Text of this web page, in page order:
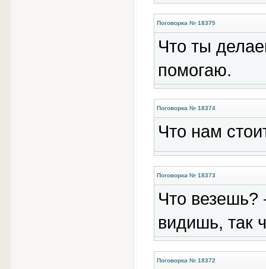
Поговорка № 18375
Что ты
помогаю.
Поговорка № 18374
Что нам
Поговорка № 18373
Что везешь?
видишь, так
Поговорка № 18372